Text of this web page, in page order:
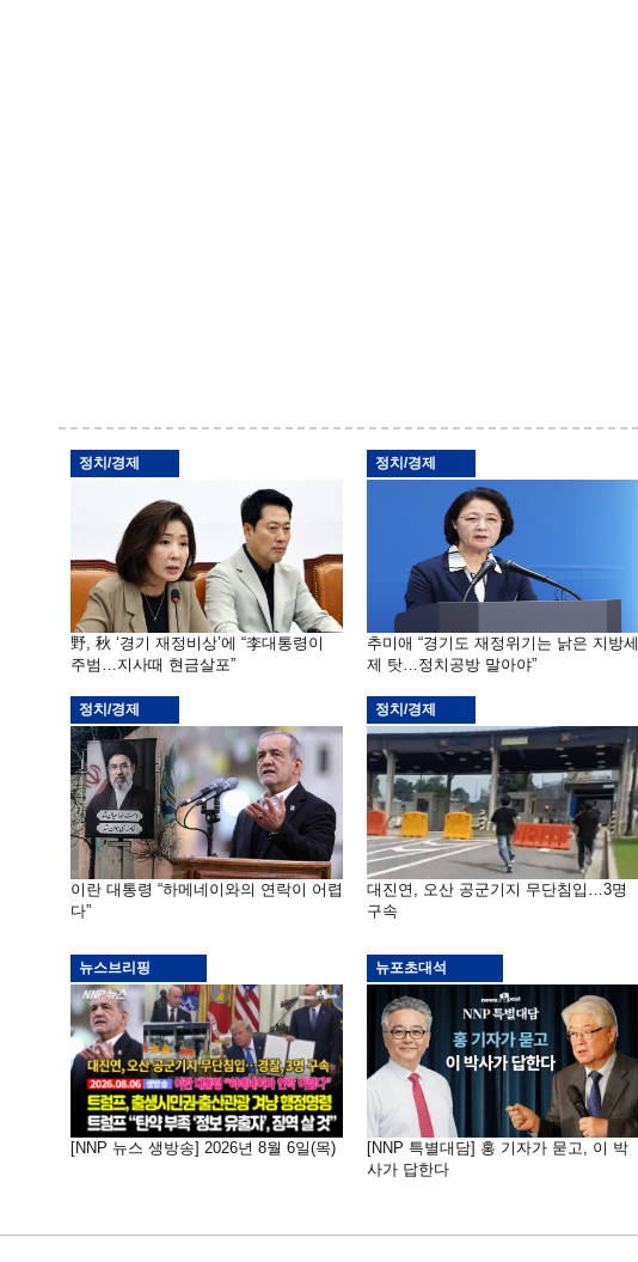
정치/경제
野, 秋 ‘경기 재정비상’에 “李대통령이
주범…지사때 현금살포”
정치/경제
추미애 “경기도 재정위기는 낡은 지방세
제 탓…정치공방 말아야”
정치/경제
이란 대통령 “하메네이와의 연락이 어렵
다”
정치/경제
대진연, 오산 공군기지 무단침입…3명
구속
뉴스브리핑
[NNP 뉴스 생방송] 2026년 8월 6일(목)
뉴포초대석
[NNP 특별대담] 홍 기자가 묻고, 이 박
사가 답한다